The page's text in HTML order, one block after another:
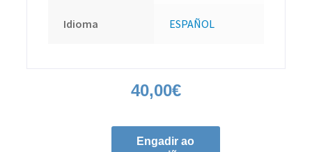
Idioma ESPAÑOL
40,00€
Engadir ao